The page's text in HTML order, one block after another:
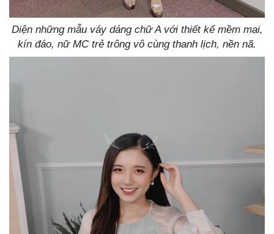
Diện những mẫu váy dáng chữ A với thiết kế mềm mại,
kín đáo, nữ MC trẻ trông vô cùng thanh lịch, nền nã.